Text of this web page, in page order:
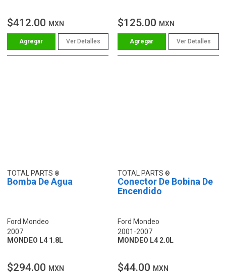
$412.00 MXN
Ver Detalles
$125.00 MXN
Ver Detalles
TOTAL PARTS
Bomba De Agua
Ford Mondeo
2007
MONDEO L4 1.8L
$294.00 MXN
TOTAL PARTS
Conector De Bobina De
Encendido
Ford Mondeo
2001-2007
MONDEO L4 2.0L
$44.00 MXN